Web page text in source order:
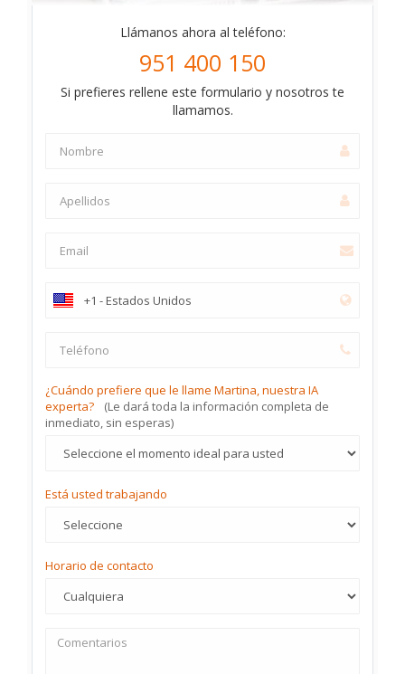
Llámanos ahora al teléfono:
951 400 150
Si prefieres rellene este formulario y nosotros te
llamamos.
¿Cuándo prefiere que le llame Martina, nuestra IA
experta?
(Le dará toda la información completa de
inmediato, sin esperas)
Está usted trabajando
Horario de contacto